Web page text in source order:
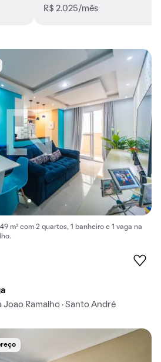
R$ 2.025/mês
m² com 2 quartos, 1 banheiro e 1 vaga na
Ramalho · Santo André